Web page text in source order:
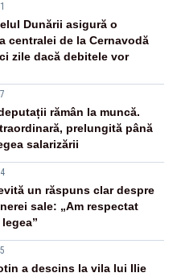
Dunării asigură o
centralei de la Cernavodă
zile dacă debitele vor
rămân la muncă.
prelungită până
salarizării
un răspuns clar despre
sale: „Am respectat
a descins la vila lui Ilie